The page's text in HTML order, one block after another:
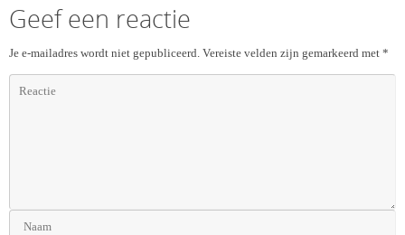
Geef een reactie
Je e-mailadres wordt niet gepubliceerd. Vereiste velden zijn gemarkeerd met *